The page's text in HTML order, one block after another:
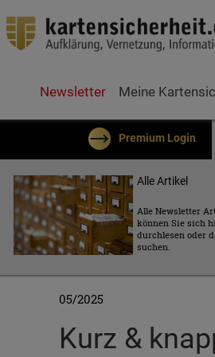
Newsletter Meine
Premium Login
Benutzername
Passwort
Passwort vergessen?
Kostenlos registrieren Einloggen
Alle Artikel
Alle Newsletter
können Sie sich
durchlesen oder
suchen.
05/2025
Kurz &